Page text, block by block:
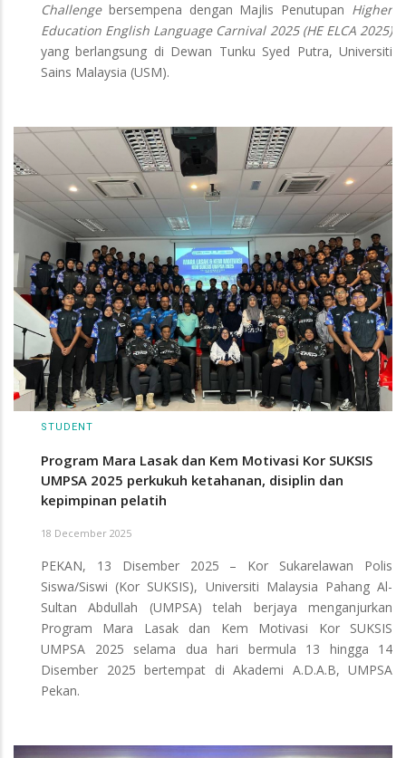
Challenge bersempena dengan Majlis Penutupan Higher
Education English Language Carnival 2025 (HE ELCA 2025)
yang berlangsung di Dewan Tunku Syed Putra, Universiti
Sains Malaysia (USM).
STUDENT
Program Mara Lasak dan Kem Motivasi Kor SUKSIS
UMPSA 2025 perkukuh ketahanan, disiplin dan
kepimpinan pelatih
18 December 2025
PEKAN, 13 Disember 2025 – Kor Sukarelawan Polis
Siswa/Siswi (Kor SUKSIS), Universiti Malaysia Pahang Al-
Sultan Abdullah (UMPSA) telah berjaya menganjurkan
Program Mara Lasak dan Kem Motivasi Kor SUKSIS
UMPSA 2025 selama dua hari bermula 13 hingga 14
Disember 2025 bertempat di Akademi A.D.A.B, UMPSA
Pekan.